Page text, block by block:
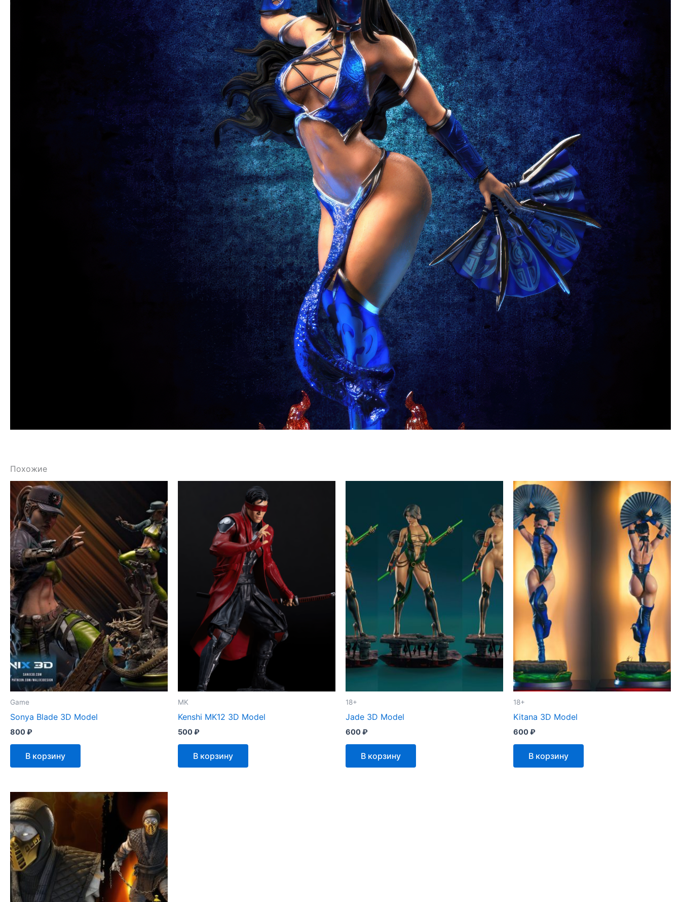
Похожие
Game
Sonya Blade 3D Model
800₽
В корзину
MK
Kenshi MK12 3D Model
500₽
В корзину
18+
Jade 3D Model
600₽
В корзину
18+
Kitana 3D Model
600₽
В корзину